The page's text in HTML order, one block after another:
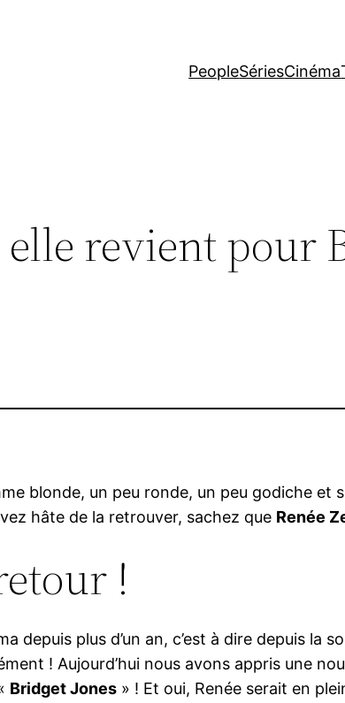
PeopleSériesCinéma
elle revient pour
blonde, un peu ronde, un peu godiche et
hâte de la retrouver, sachez que Renée
!
depuis plus d’un an, c’est à dire depuis la
! Aujourd’hui nous avons appris une
Bridget Jones » ! Et oui, Renée serait en